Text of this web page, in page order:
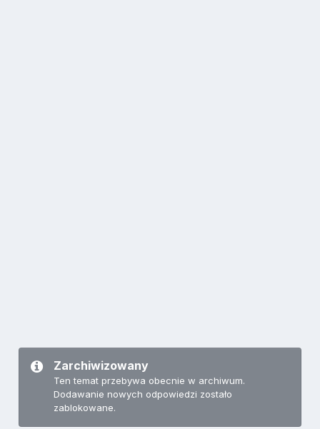
Zarchiwizowany
Ten temat przebywa obecnie w archiwum.
Dodawanie nowych odpowiedzi zostało
zablokowane.